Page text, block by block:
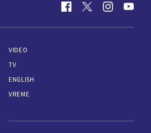
VIDEO
TV
ENGLISH
VREME